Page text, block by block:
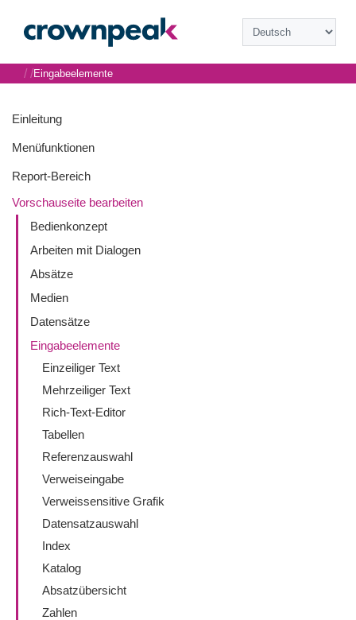
Einleitung
Menüfunktionen
Report-Bereich
Vorschauseite bearbeiten
Bedienkonzept
Arbeiten mit Dialogen
Absätze
Medien
Datensätze
Eingabeelemente
Einzeiliger Text
Mehrzeiliger Text
Rich-Text-Editor
Tabellen
Referenzauswahl
Verweiseingabe
Verweissensitive Grafik
Datensatzauswahl
Index
Katalog
Absatzübersicht
Zahlen
/ /Eingabeelemente